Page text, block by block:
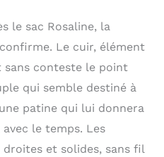
le sac Rosaline, la
Le cuir, élément
conteste le point
qui semble destiné à
patine qui lui donnera
le temps. Les
et solides, sans fil